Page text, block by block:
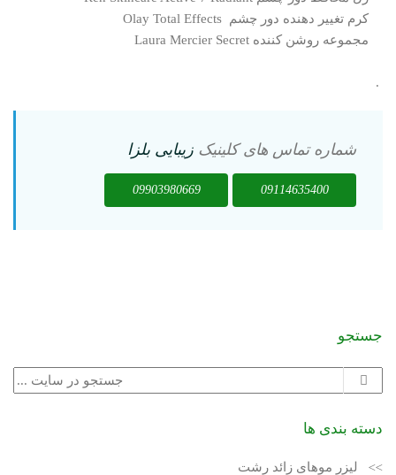
کرم تغییر دهنده دور چشم Olay Total Effects
مجموعه روشن کننده Laura Mercier Secret
.
شماره تماس های کلینیک زیبایی بلزا
09114635400
09903980669
جستجو
دسته بندی ها
لیزر موهای زائد رشت